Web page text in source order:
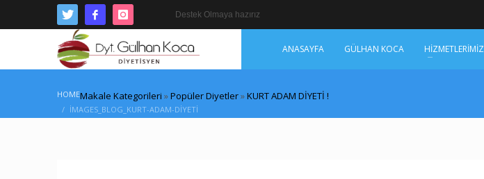
Destek Olmaya hazırız
ANASAYFA GÜLHAN KOCA HİZMETLERİMİZ
HOMEMakale Kategorileri »Popüler Diyetler»KURT ADAM DİYETİ !
IMAGES_BLOG_KURT-ADAM-DIYETI